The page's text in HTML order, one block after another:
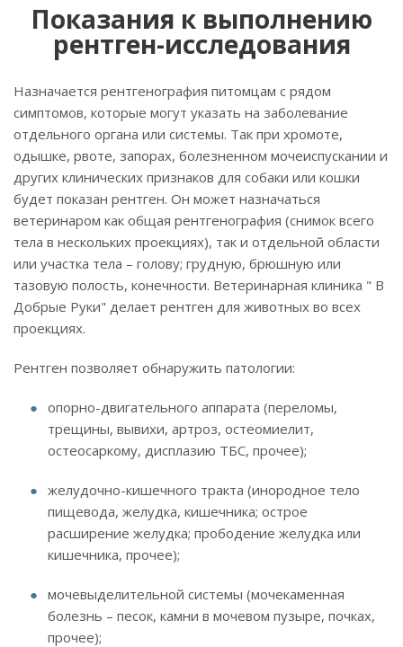
Показания к выполнению
рентген-исследования
Назначается рентгенография питомцам с рядом
симптомов, которые могут указать на заболевание
отдельного органа или системы. Так при хромоте,
одышке, рвоте, запорах, болезненном мочеиспускании и
других клинических признаков для собаки или кошки
будет показан рентген. Он может назначаться
ветеринаром как общая рентгенография (снимок всего
тела в нескольких проекциях), так и отдельной области
или участка тела – голову; грудную, брюшную или
тазовую полость, конечности. Ветеринарная клиника " В
Добрые Руки" делает рентген для животных во всех
проекциях.
Рентген позволяет обнаружить патологии:
опорно-двигательного аппарата (переломы,
трещины, вывихи, артроз, остеомиелит,
остеосаркому, дисплазию ТБС, прочее);
желудочно-кишечного тракта (инородное тело
пищевода, желудка, кишечника; острое
расширение желудка; прободение желудка или
кишечника, прочее);
мочевыделительной системы (мочекаменная
болезнь – песок, камни в мочевом пузыре, почках,
прочее);